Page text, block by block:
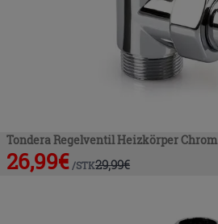
Tondera Regelventil Heizkörper Chrom
26,99€ /STK29,99€